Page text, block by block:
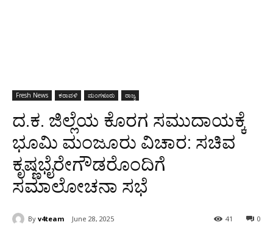
Fresh News ಕರಾವಳಿ ಮಂಗಳೂರು ರಾಜ್ಯ
ದ.ಕ. ಜಿಲ್ಲೆಯ ಕೊರಗ ಸಮುದಾಯಕ್ಕೆ
ಭೂಮಿ ಮಂಜೂರು ವಿಚಾರ: ಸಚಿವ
ಕೃಷ್ಣಭೈರೇಗೌಡರೊಂದಿಗೆ
ಸಮಾಲೋಚನಾ ಸಭೆ
By v4team June 28, 2025 0
41